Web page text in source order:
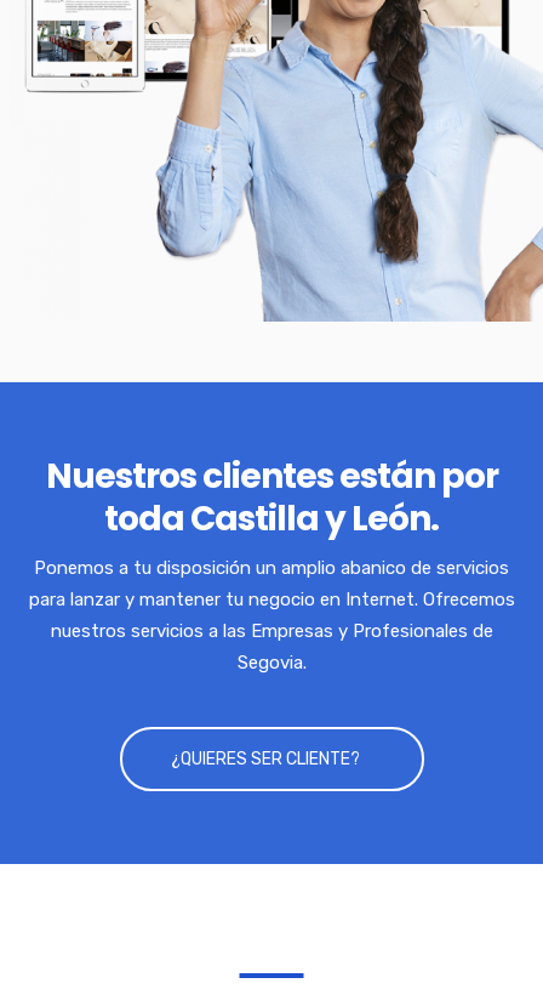
Nuestros clientes están por
toda Castilla y León.
Ponemos a tu disposición un amplio abanico de servicios
para lanzar y mantener tu negocio en Internet. Ofrecemos
nuestros servicios a las Empresas y Profesionales de
Segovia.
¿QUIERES SER CLIENTE?